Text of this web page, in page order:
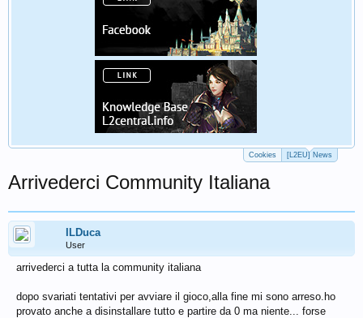
Cookies [L2EU] News
Arrivederci Community Italiana
ILDuca
User
arrivederci a tutta la community italiana
dopo svariati tentativi per avviare il gioco,alla fine mi sono arreso.ho
provato anche a disinstallare tutto e partire da 0 ma niente... forse